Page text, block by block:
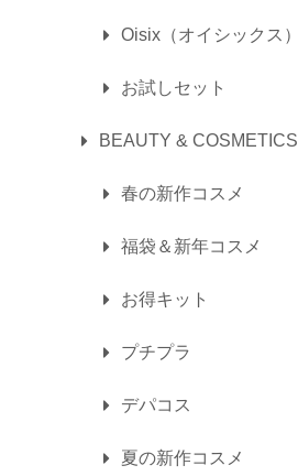
Oisix（オイシックス）
お試しセット
BEAUTY & COSMETICS
春の新作コスメ
福袋＆新年コスメ
お得キット
プチプラ
デパコス
夏の新作コスメ